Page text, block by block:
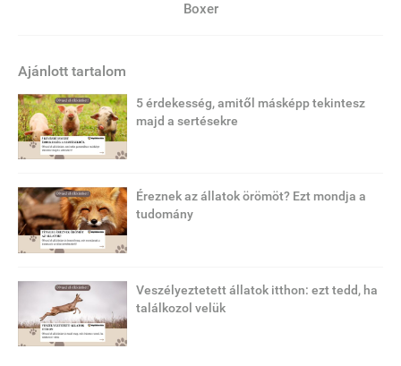
Boxer
Ajánlott tartalom
5 érdekesség, amitől másképp tekintesz
majd a sertésekre
Éreznek az állatok örömöt? Ezt mondja a
tudomány
Veszélyeztetett állatok itthon: ezt tedd, ha
találkozol velük